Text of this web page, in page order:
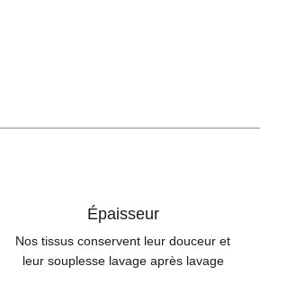
Épaisseur
Nos tissus conservent leur douceur et
leur souplesse lavage après lavage